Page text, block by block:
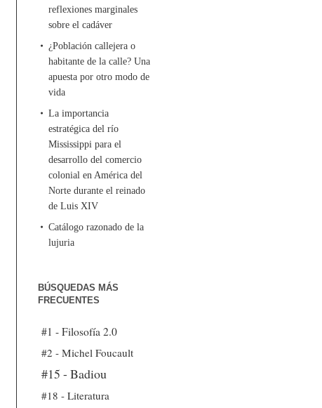
reflexiones marginales
sobre el cadáver
¿Población callejera o
habitante de la calle? Una
apuesta por otro modo de
vida
La importancia
estratégica del río
Mississippi para el
desarrollo del comercio
colonial en América del
Norte durante el reinado
de Luis XIV
Catálogo razonado de la
lujuria
BÚSQUEDAS MÁS
FRECUENTES
#1 - Filosofía 2.0
#2 - Michel Foucault
#15 - Badiou
#18 - Literatura